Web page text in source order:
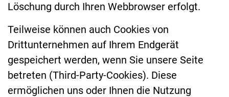
Löschung durch Ihren Webbrowser erfolgt.
Teilweise können auch Cookies von
Drittunternehmen auf Ihrem Endgerät
gespeichert werden, wenn Sie unsere Seite
betreten (Third-Party-Cookies). Diese
ermöglichen uns oder Ihnen die Nutzung